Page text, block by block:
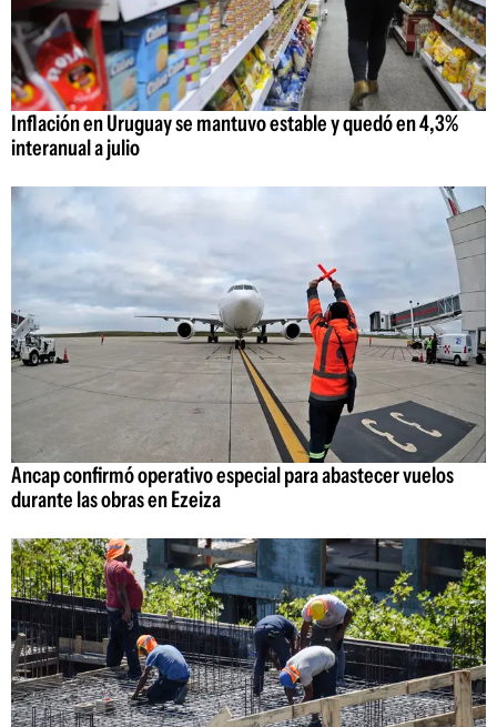
Inflación en Uruguay se mantuvo estable y quedó en 4,3%
interanual a julio
Ancap confirmó operativo especial para abastecer vuelos
durante las obras en Ezeiza